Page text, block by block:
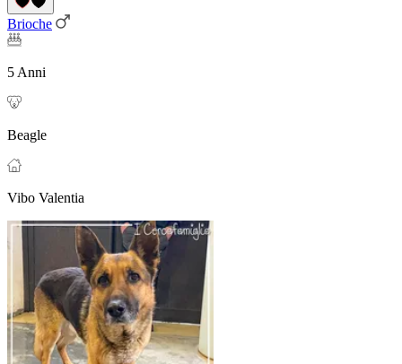
Brioche
5 Anni
Beagle
Vibo Valentia